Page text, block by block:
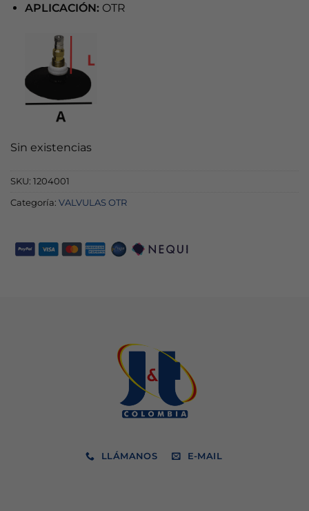
APLICACIÓN: OTR
Sin existencias
SKU: 1204001
Categoría: VALVULAS OTR
LLÁMANOS E-MAIL